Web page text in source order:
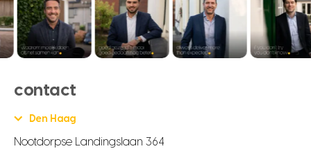
contact
Den Haag
Nootdorpse Landingslaan 364